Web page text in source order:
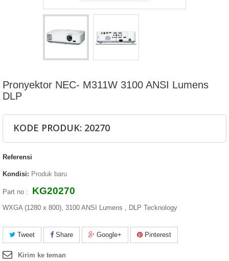
Pronyektor NEC- M311W 3100 ANSI Lumens
DLP
KODE PRODUK: 20270
Referensi
Kondisi: Produk baru
Part no : KG20270
WXGA (1280 x 800), 3100 ANSI Lumens , DLP Tecknology
Tweet Share Google+ Pinterest
Kirim ke teman